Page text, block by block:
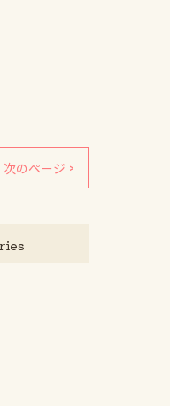
次のページ >